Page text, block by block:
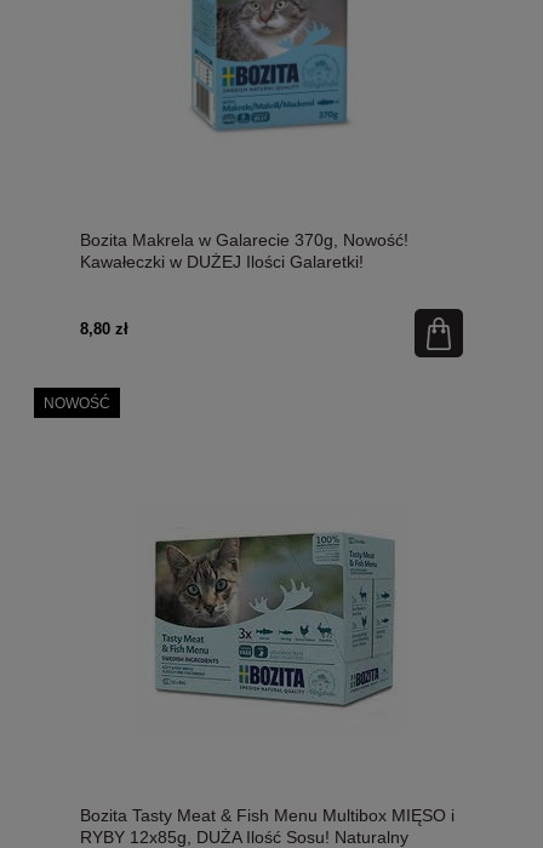
Bozita Makrela w Galarecie 370g, Nowość!
Kawałeczki w DUŻEJ Ilości Galaretki!
8,80 zł
Bozita Tasty Meat & Fish Menu Multibox MIĘSO i
RYBY 12x85g, DUŻA Ilość Sosu! Naturalny
NOWOŚĆ